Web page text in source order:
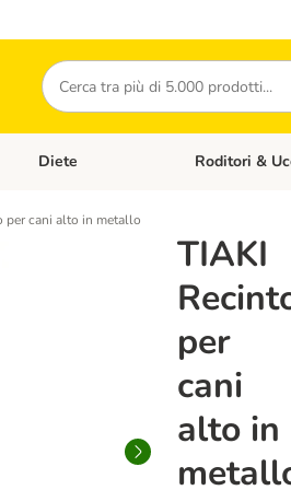
Cerca
Gatti
Apri Menù Categoria: Cani
Diete Apri Menù
Roditori &
per cani alto in metallo
TIAKI
per
cani
alto in